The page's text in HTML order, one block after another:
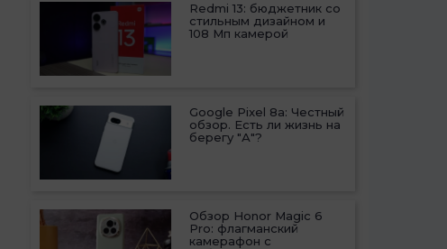
Redmi 13: бюджетник со
стильным дизайном и
108 Мп камерой
Google Pixel 8a: Честный
обзор. Есть ли жизнь на
берегу "А"?
Обзор Honor Magic 6
Pro: флагманский
камерафон с